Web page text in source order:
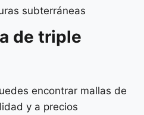
subterráneas
de triple
encontrar mallas de
y a precios